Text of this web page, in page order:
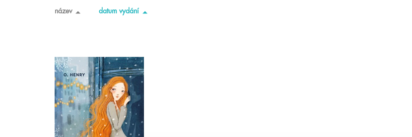
název datum vydání